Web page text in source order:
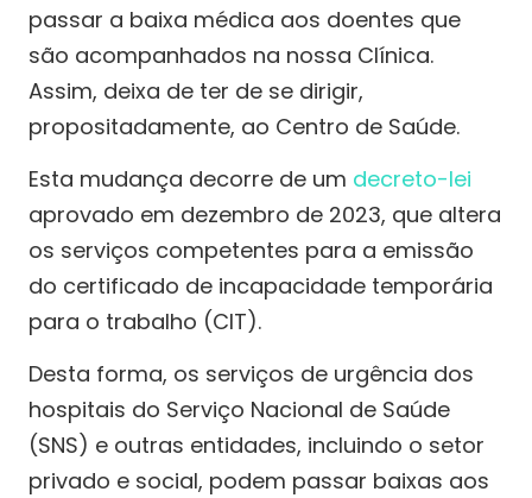
passar a baixa médica aos doentes que
são acompanhados na nossa Clínica.
Assim, deixa de ter de se dirigir,
propositadamente, ao Centro de Saúde.
Esta mudança decorre de um decreto-lei
aprovado em dezembro de 2023, que altera
os serviços competentes para a emissão
do certificado de incapacidade temporária
para o trabalho (CIT).
Desta forma, os serviços de urgência dos
hospitais do Serviço Nacional de Saúde
(SNS) e outras entidades, incluindo o setor
privado e social, podem passar baixas aos